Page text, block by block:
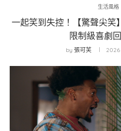
生活風格
一起笑到失控！【驚聲尖笑
限制級喜劇
by 張可芙 2026